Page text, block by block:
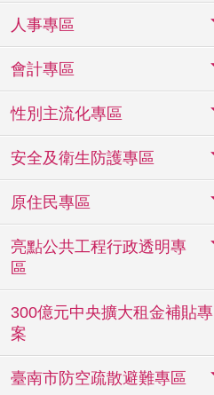
人事專區
會計專區
性別主流化專區
安全及衛生防護專區
原住民專區
亮點公共工程行政透明專
區
300億元中央擴大租金補貼專
案
臺南市防空疏散避難專區